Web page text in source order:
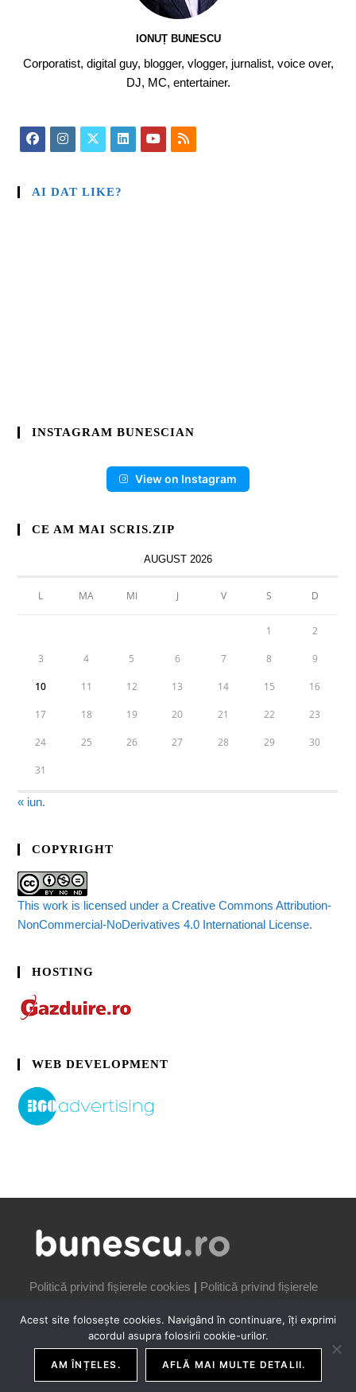
IONUȚ BUNESCU
Corporatist, digital guy, blogger, vlogger, jurnalist, voice over,
DJ, MC, entertainer.
AI DAT LIKE?
INSTAGRAM BUNESCIAN
View on Instagram
CE AM MAI SCRIS.ZIP
AUGUST 2026
L MA MI J V S D
1 2
3 4 5 6 7 8 9
10 11 12 13 14 15 16
17 18 19 20 21 22 23
24 25 26 27 28 29 30
31
« iun.
COPYRIGHT
This work is licensed under a Creative Commons Attribution-
NonCommercial-NoDerivatives 4.0 International License.
HOSTING
WEB DEVELOPMENT
Politică privind fișierele cookies | Politică privind fișierele
COPYRIGHT IONUȚ BUNESCU | 2006-2026
Acest site folosește cookies. Navigând în continuare, îți exprimi
acordul asupra folosirii cookie-urilor.
AM ÎNȚELES. AFLĂ MAI MULTE DETALII.